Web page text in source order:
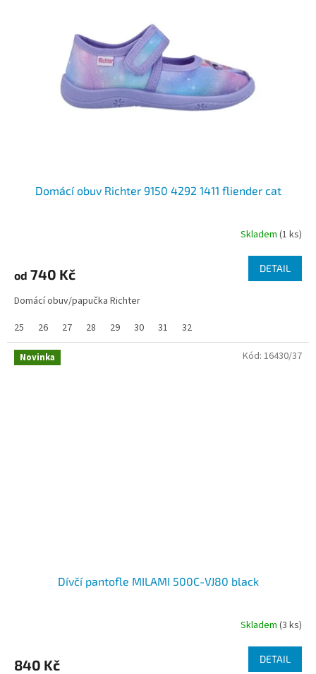
Domácí obuv Richter 9150 4292 1411 fliender cat
Skladem (1 ks)
od 740 Kč DETAIL
Domácí obuv/papučka Richter
25
26 27 28 29 30 31 32
Novinka
Dívčí pantofle MILAMI 500C-VJ80 black
Skladem (3 ks)
840 Kč DETAIL
Kód: 16430/37